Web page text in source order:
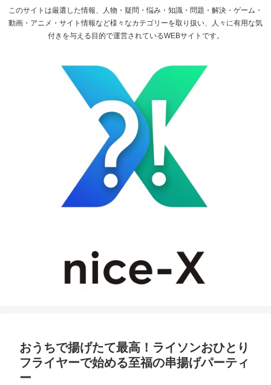
このサイトは厳選した情報、人物・疑問・悩み・知識・問題・解決・ゲーム・
動画・アニメ・サイト情報など様々なカテゴリーを取り扱い、人々に有用な気
付きを与える目的で運営されているWEBサイトです。
おうちで揚げたて最高！ライソンおひとり
フライヤーで始める至福の串揚げパーティ
ー